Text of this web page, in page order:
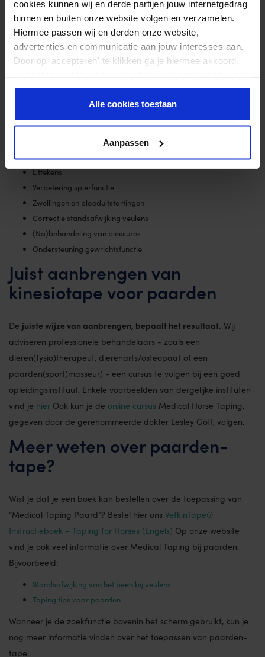
cookies kunnen wij en derde partijen jouw internetgedrag
binnen en buiten onze website volgen en verzamelen.
Hiermee passen wij en derden onze website,
advertenties en communicatie aan jouw interesses aan.
Door op 'accepteren' te klikken ga je hiermee akkoord.
er meer over in onsprivacy beleid.
Alle cookies toestaan
Aanpassen
van en ondersteuning bij een behandeltraject. Deze 24-uurs
therapievorm, ook wel Horse Taping genoemd, is ook heel
geschikt om een paard soepel en topfit te houden bij
wedstrijden. Door de tape op correcte wijze aan te brengen,
Deze prikkeling heeft een positief effect op het zelfgenezend
vermogen waardoor verschillende effecten te bereiken zijn. De
professionals geven aan dat zij goede resultaten bereiken met
Stalbenen
Littekens
Verbetering spierfunctie
Zwellingen en bloeduitstortingen
Correctie standsafwijking veulens
(Na)behandeling van blessures
Ondersteuning gewrichtsfunctie
Juist aanbrengen van
kinesiotape voor paarden
De juiste wijze van aanbrengen, bepaalt het resultaat. Wij
adviseren professionele behandelaars - zoals een
dieren(fysio)therapeut, dierenarts/osteopaat of een
paarden(sport)masseur) - een cursus te volgen bij een goed
opleidingsinstituut. Enkele voorbeelden van dergelijke instituten
vind je hier Ook kun je de online cursus Medical Horse Taping,
gegeven door de gerenommeerde dokter Lesley Goff, volgen.
Meer weten over paarden-
tape?
Wist je dat je een boek kan bestellen over de toepassing van
“Medical Taping Paard”? Bestel hier ons VetkinTape®
Instructieboek – Taping for Horses (Engels) Op onze website
vind je ook veel informatie over Medical Taping bij paarden.
Bijvoorbeeld:
Standsafwijking van het been bij veulens
Taping tips voor paarden
Wanneer je de zoekfunctie bovenin het scherm gebruikt, kun je
nog meer informatie vinden over het toepassen van paarden-
tape.